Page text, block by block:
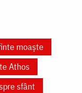
moaște
Athos
sfânt